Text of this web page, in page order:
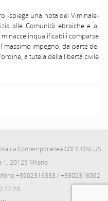
-spiega una nota del Viminale-
alle Comunità ebraiche e ai
inqualificabili comparse
impegno, da parte del
a tutela della libertà civile
Contemporanea CDEC ONLUS
1, 20125 Milano
+3902316338 / +3902316092